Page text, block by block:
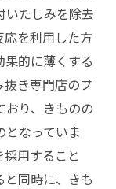
いたしみを除去
を利用した方
的に薄くする
抜き専門店のプ
おり、きものの
なっていま
用すること
同時に、きも